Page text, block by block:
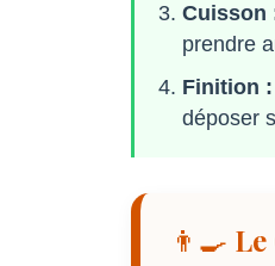
Cuisson
prendre
Finition :
déposer
👨‍🍳